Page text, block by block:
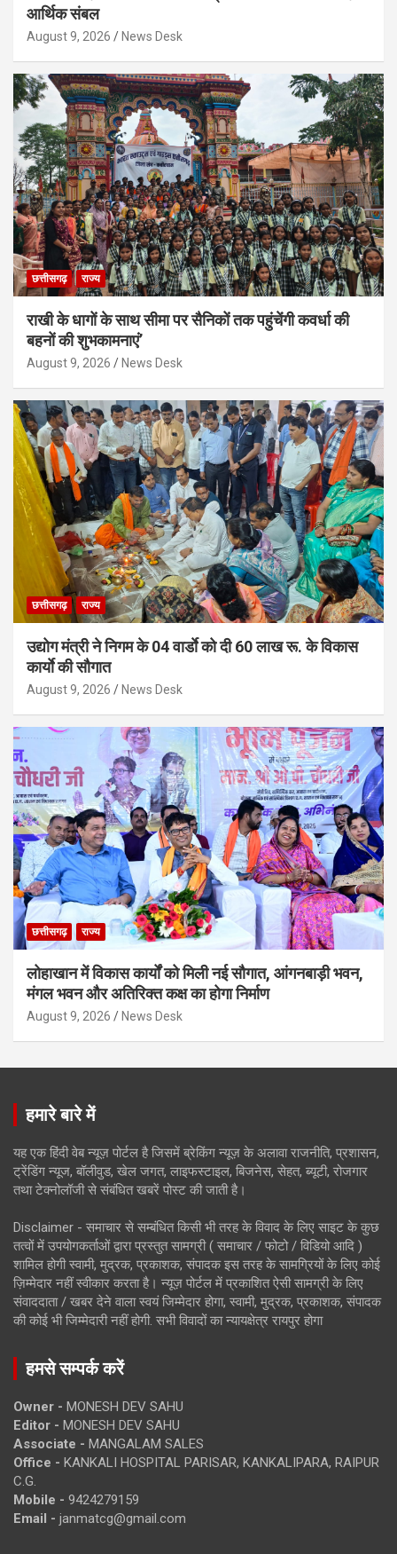
आर्थिक संबल
August 9, 2026 News Desk
छत्तीसगढ़ राज्य
राखी के धागों के साथ सीमा पर सैनिकों तक पहुंचेंगी कवर्धा की
बहनों की शुभकामनाएं’
August 9, 2026 News Desk
छत्तीसगढ़ राज्य
उद्योग मंत्री ने निगम के 04 वार्डाे को दी 60 लाख रू. के विकास
कार्याे की सौगात
August 9, 2026 News Desk
छत्तीसगढ़ राज्य
लोहाखान में विकास कार्यों को मिली नई सौगात, आंगनबाड़ी भवन,
मंगल भवन और अतिरिक्त कक्ष का होगा निर्माण
August 9, 2026 News Desk
हमारे बारे में
यह एक हिंदी वेब न्यूज़ पोर्टल है जिसमें ब्रेकिंग न्यूज़ के अलावा राजनीति, प्रशासन,
ट्रेंडिंग न्यूज, बॉलीवुड, खेल जगत, लाइफस्टाइल, बिजनेस, सेहत, ब्यूटी, रोजगार
तथा टेक्नोलॉजी से संबंधित खबरें पोस्ट की जाती है।
Disclaimer - समाचार से सम्बंधित किसी भी तरह के विवाद के लिए साइट के कुछ
तत्वों में उपयोगकर्ताओं द्वारा प्रस्तुत सामग्री ( समाचार / फोटो / विडियो आदि )
शामिल होगी स्वामी, मुद्रक, प्रकाशक, संपादक इस तरह के सामग्रियों के लिए कोई
ज़िम्मेदार नहीं स्वीकार करता है। न्यूज़ पोर्टल में प्रकाशित ऐसी सामग्री के लिए
संवाददाता / खबर देने वाला स्वयं जिम्मेदार होगा, स्वामी, मुद्रक, प्रकाशक, संपादक
की कोई भी जिम्मेदारी नहीं होगी. सभी विवादों का न्यायक्षेत्र रायपुर होगा
हमसे सम्पर्क करें
Owner - MONESH DEV SAHU
Editor - MONESH DEV SAHU
Associate - MANGALAM SALES
Office - KANKALI HOSPITAL PARISAR, KANKALIPARA, RAIPUR
C.G.
Mobile - 9424279159
Email - janmatcg@gmail.com